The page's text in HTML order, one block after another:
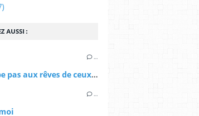
AUSSI :
…
On n'échappe pas aux rêves de ceux qu'on a aimés
…